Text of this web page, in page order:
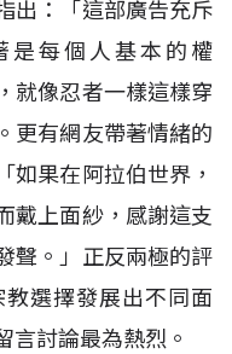
出：「這部廣告充斥
是每個人基本的權
就像忍者一樣這樣穿
更有網友帶著情緒的
如果在阿拉伯世界，
戴上面紗，感謝這支
聲。」正反兩極的評
選擇發展出不同面
言討論最為熱烈。